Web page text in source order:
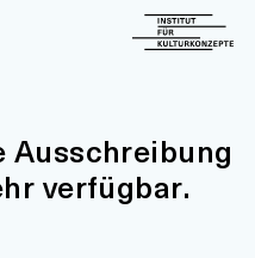
Ausschreibung
verfügbar.